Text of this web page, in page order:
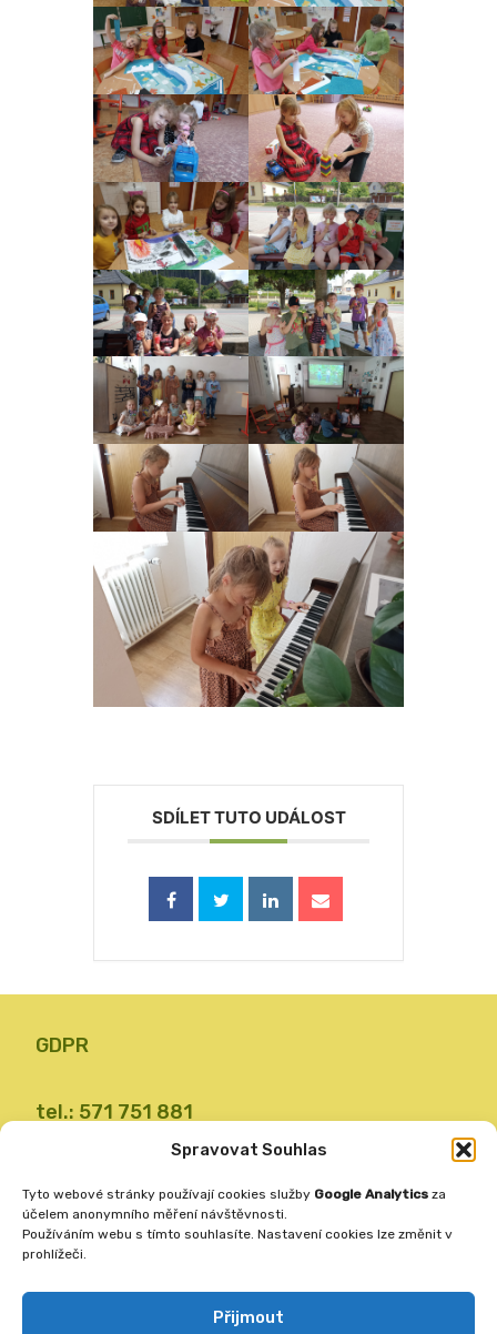
Spravovat Souhlas
Tyto webové stránky používají cookies služby Google Analytics za
účelem anonymního měření návštěvnosti.
Používáním webu s tímto souhlasíte. Nastavení cookies lze změnit v
prohlížeči.
Přijmout
SDÍLET TUTO UDÁLOST
GDPR
tel.: 571 751 881
email: zsvalbystrice@zsvb.cz
ID datové schránky: 24dabpx